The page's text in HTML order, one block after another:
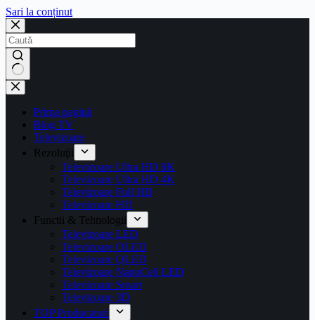
Sari la conținut
Prima pagină
Blog TV
Televizoare
Rezoluţii
Televizoare Ultra HD 8K
Televizoare Ultra HD 4K
Televizoare Full HD
Televizoare HD
Functii & Tehnologii
Televizoare LED
Televizoare OLED
Televizoare QLED
Televizoare NanoCell LED
Televizoare Smart
Televizoare 3D
TOP Producatori